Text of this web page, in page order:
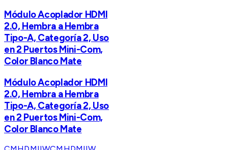
Módulo Acoplador HDMI
2.0, Hembra a Hembra
Tipo-A, Categoría 2, Uso
en 2 Puertos Mini-Com,
Color Blanco Mate
Módulo Acoplador HDMI
2.0, Hembra a Hembra
Tipo-A, Categoría 2, Uso
en 2 Puertos Mini-Com,
Color Blanco Mate